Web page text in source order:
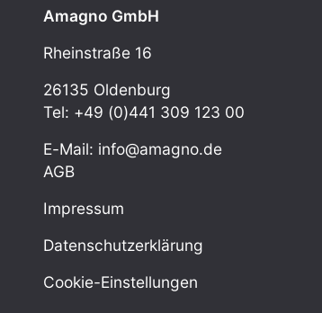
Amagno GmbH
Rheinstraße 16
26135 Oldenburg
Tel: +49 (0)441 309 123 00
E-Mail: info@amagno.de
AGB
Impressum
Datenschutzerklärung
Cookie-Einstellungen